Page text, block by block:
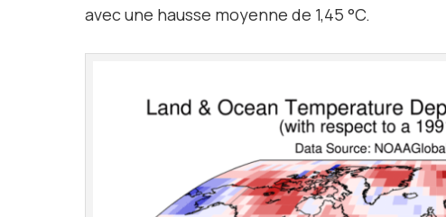
avec une hausse moyenne de 1,45 °C.